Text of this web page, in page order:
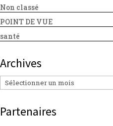
Non classé
POINT DE VUE
santé
Archives
Archives
Partenaires